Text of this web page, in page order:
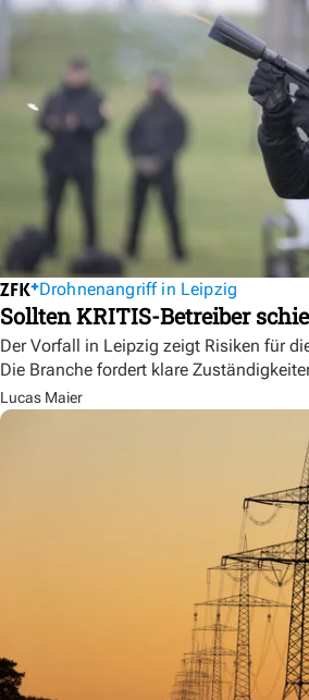
Drohnenangriff in Leipzig
Sollten KRITIS-Betreiber
Der Vorfall in Leipzig zeigt Risiken für
Die Branche fordert klare
Lucas Maier